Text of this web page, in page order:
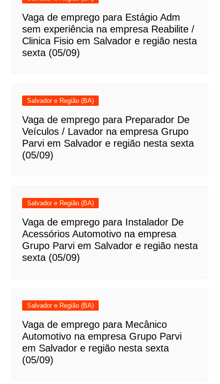
Vaga de emprego para Estágio Adm
sem experiência na empresa Reabilite /
Clinica Fisio em Salvador e região nesta
sexta (05/09)
Salvador e Região (BA)
Vaga de emprego para Preparador De
Veículos / Lavador na empresa Grupo
Parvi em Salvador e região nesta sexta
(05/09)
Salvador e Região (BA)
Vaga de emprego para Instalador De
Acessórios Automotivo na empresa
Grupo Parvi em Salvador e região nesta
sexta (05/09)
Salvador e Região (BA)
Vaga de emprego para Mecânico
Automotivo na empresa Grupo Parvi
em Salvador e região nesta sexta
(05/09)